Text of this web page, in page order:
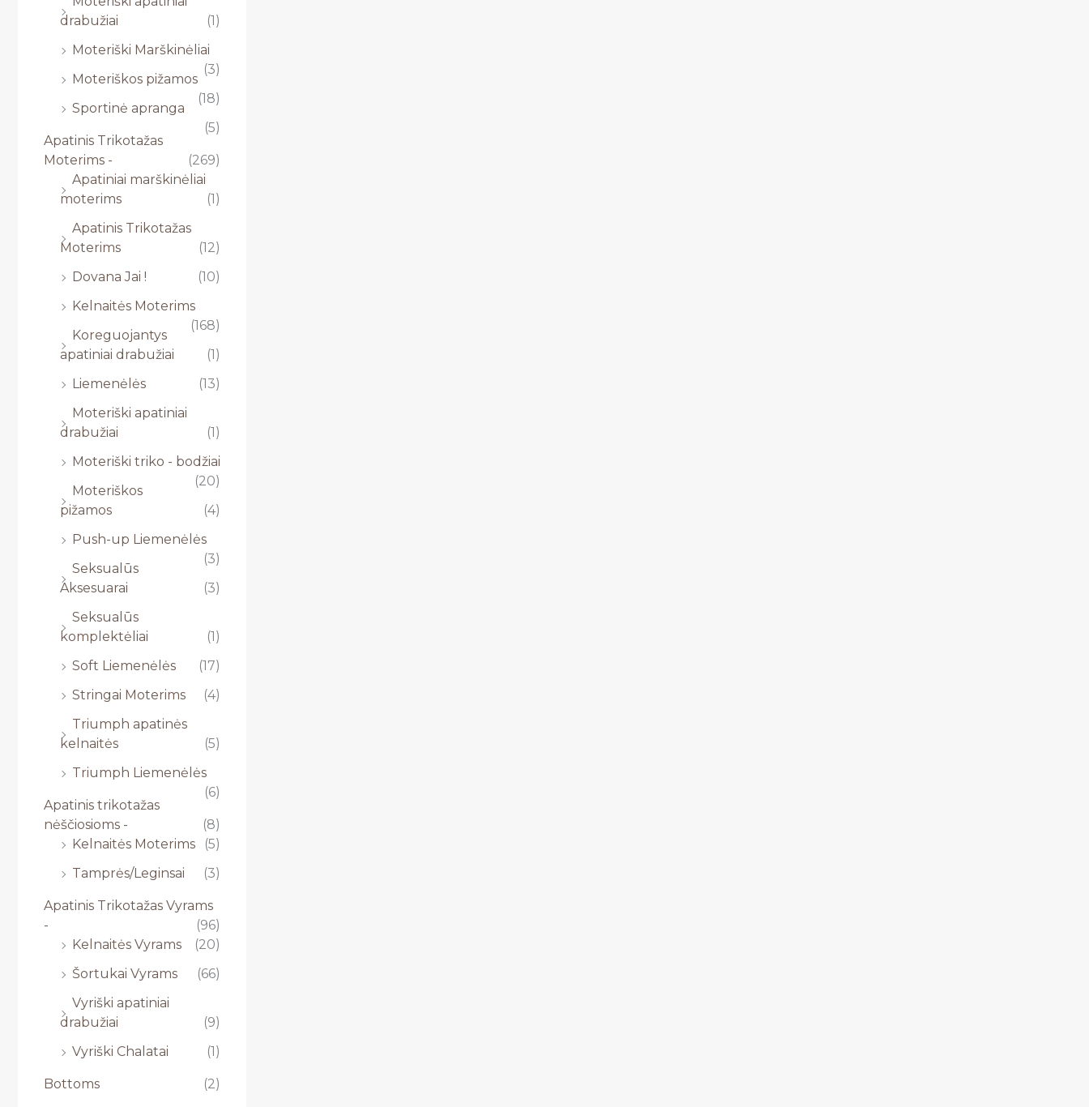
drabužiai
(1)
Moteriški Marškinėliai
(3)
Moteriškos pižamos
(18)
Sportinė apranga
(5)
Apatinis Trikotažas
Moterims -
(269)
Apatiniai marškinėliai
moterims
(1)
Apatinis Trikotažas
Moterims
(12)
Dovana Jai !
(10)
Kelnaitės Moterims
(168)
Koreguojantys
apatiniai drabužiai
(1)
Liemenėlės
(13)
Moteriški apatiniai
drabužiai
(1)
Moteriški triko - bodžiai
(20)
Moteriškos
pižamos
(4)
Push-up Liemenėlės
(3)
Seksualūs
Aksesuarai
(3)
Seksualūs
komplektėliai
(1)
Soft Liemenėlės
(17)
Stringai Moterims
(4)
Triumph apatinės
kelnaitės
(5)
Triumph Liemenėlės
(6)
Apatinis trikotažas
nėščiosioms -
(8)
Kelnaitės Moterims
(5)
Tamprės/Leginsai
(3)
Apatinis Trikotažas Vyrams
-
(96)
Kelnaitės Vyrams
(20)
Šortukai Vyrams
(66)
Vyriški apatiniai
drabužiai
(9)
Vyriški Chalatai
(1)
Bottoms (2)